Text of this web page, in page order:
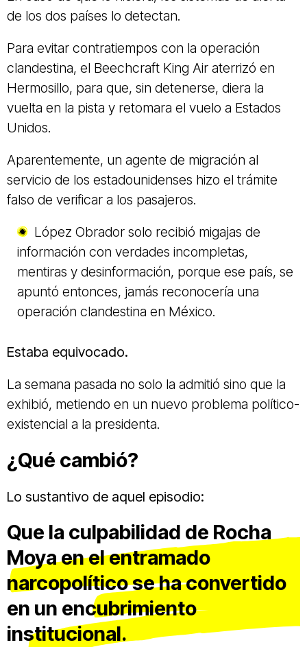
de los dos países lo detectan.
Para evitar contratiempos con la operación
clandestina, el Beechcraft King Air aterrizó en
Hermosillo, para que, sin detenerse, diera la
vuelta en la pista y retomara el vuelo a Estados
Unidos.
Aparentemente, un agente de migración al
servicio de los estadounidenses hizo el trámite
falso de verificar a los pasajeros.
López Obrador solo recibió migajas de
información con verdades incompletas,
mentiras y desinformación, porque ese país, se
apuntó entonces, jamás reconocería una
operación clandestina en México.
Estaba equivocado.
La semana pasada no solo la admitió sino que la
exhibió, metiendo en un nuevo problema político-
existencial a la presidenta.
¿Qué cambió?
Lo sustantivo de aquel episodio:
Que la culpabilidad de Rocha
Moya en el entramado
narcopolítico se ha convertido
en un encubrimiento
institucional.